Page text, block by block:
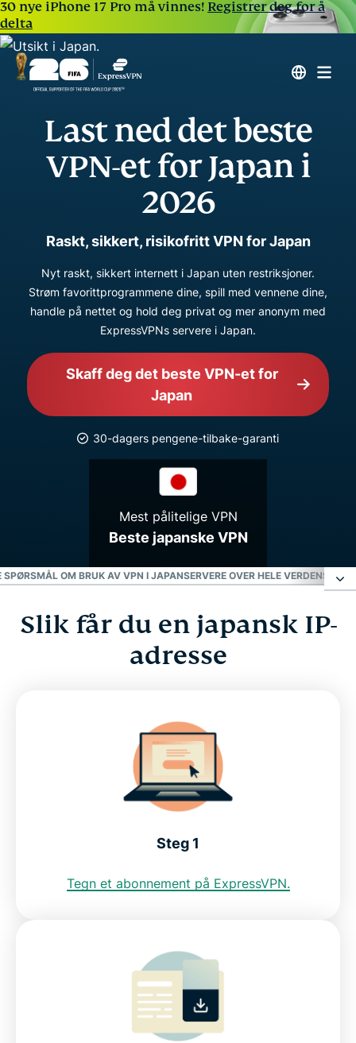
30 nye iPhone 17 Pro må vinnes! Registrer deg for å
delta
Last ned det beste
VPN-et for Japan i
2026
Raskt, sikkert, risikofritt VPN for Japan
Nyt raskt, sikkert internett i Japan uten restriksjoner.
Strøm favorittprogrammene dine, spill med vennene dine,
handle på nettet og hold deg privat og mer anonym med
ExpressVPNs servere i Japan.
Skaff deg det beste VPN-et for
Japan
30-dagers pengene-tilbake-garanti
Mest pålitelige VPN
Beste japanske VPN
SPØRSMÅL OM BRUK AV VPN I JAPANSERVERE OVER HELE VERDENSKAFF
Slik får du en japansk IP-adresse
Velg en serverlokasjon i Japan
Hvorfor bruke en VPN-server for Japan?
Se japanske strømmetjenester med et VPN
Finn ut grunnen til at ExpressVPN er det beste
Last ned en VPN for Japan for alle enhetene dine
Ofte stilte spørsmål om bruk av VPN i Japan
Slik får du en japansk IP-
adresse
Steg 1
Tegn et abonnement på ExpressVPN.